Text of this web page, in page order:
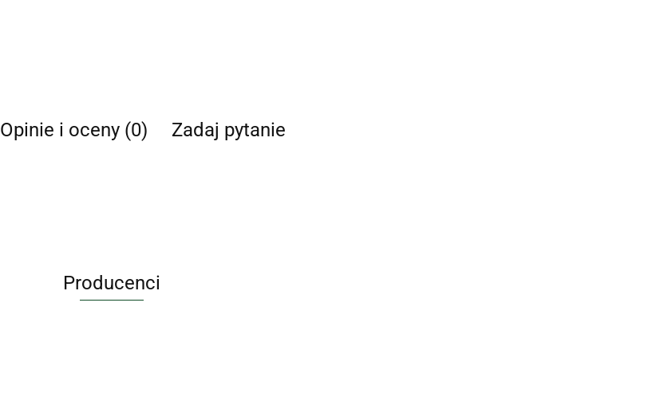
Opinie i oceny (0) Zadaj pytanie
Producenci